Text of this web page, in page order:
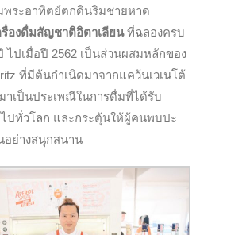
พระอาทิตย์ตกดินริมชายหาด
รื่องดื่มสัญชาติอิตาเลียนที่ฉลองครบ
ไปเมื่อปี 2562 เป็นส่วนผสมหลักของ
ที่มีต้นกำเนิดมาจากแคว้นเวเนโต้
าเป็นประเพณีในการดื่มที่ได้รับ
ปทั่วโลก และกระตุ้นให้ผู้คนพบปะ
อย่างสนุกสนาน